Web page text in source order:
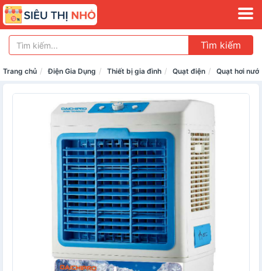
Tìm kiếm
Trang chủ Điện Gia Dụng Thiết bị gia đình Quạt điện Quạt hơi